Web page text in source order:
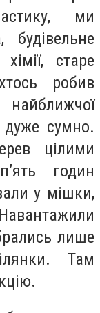
ми
старе
робив
дуже сумно.
цілими
годин
у мішки,
лише
Там